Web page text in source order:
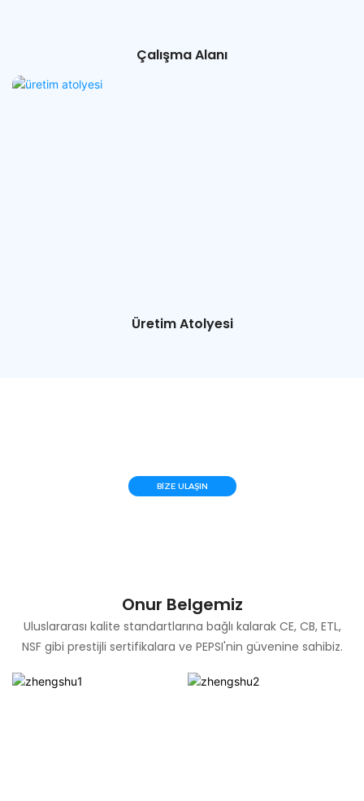
Çalışma Alanı
Üretim Atolyesi
BIZE ULAŞIN
Onur Belgemiz
Uluslararası kalite standartlarına bağlı kalarak CE, CB, ETL,
NSF gibi prestijli sertifikalara ve PEPSI'nin güvenine sahibiz.